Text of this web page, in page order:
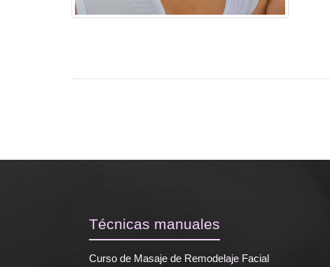
Técnicas manuales
Curso de Masaje de Remodelaje Facial